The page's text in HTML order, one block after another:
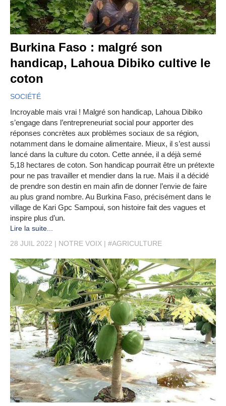
Burkina Faso : malgré son
handicap, Lahoua Dibiko cultive le
coton
SOCIÉTÉ
Incroyable mais vrai ! Malgré son handicap, Lahoua Dibiko
s’engage dans l’entrepreneuriat social pour apporter des
réponses concrètes aux problèmes sociaux de sa région,
notamment dans le domaine alimentaire. Mieux, il s’est aussi
lancé dans la culture du coton. Cette année, il a déjà semé
5,18 hectares de coton. Son handicap pourrait être un prétexte
pour ne pas travailler et mendier dans la rue. Mais il a décidé
de prendre son destin en main afin de donner l’envie de faire
au plus grand nombre. Au Burkina Faso, précisément dans le
village de Kari Gpc Sampoui, son histoire fait des vagues et
inspire plus d’un.
Lire la suite...
28 JUIL 2022
NOTRE VOIX #AGRICULTURE